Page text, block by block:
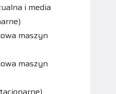
i media
maszyn
maszyn